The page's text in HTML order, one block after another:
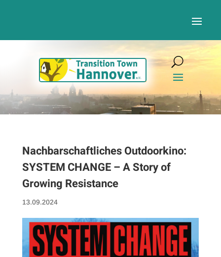
Nachbarschaftliches Outdoorkino:
SYSTEM CHANGE – A Story of
Growing Resistance
13.09.2024